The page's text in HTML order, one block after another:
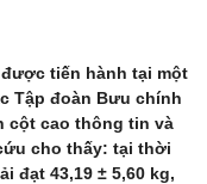
tiến hành tại một
Tập đoàn Bưu chính
cột cao thông tin và
cho thấy: tại thời
đạt 43,19 ± 5,60 kg,